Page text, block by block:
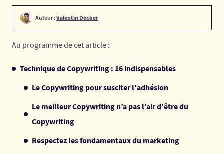
Auteur :Valentin Decker
Au programme de cet article :
Technique de Copywriting : 16 indispensables
Le Copywriting pour susciter l'adhésion
Le meilleur Copywriting n’a pas l’air d’être du
Copywriting
Respectez les fondamentaux du marketing